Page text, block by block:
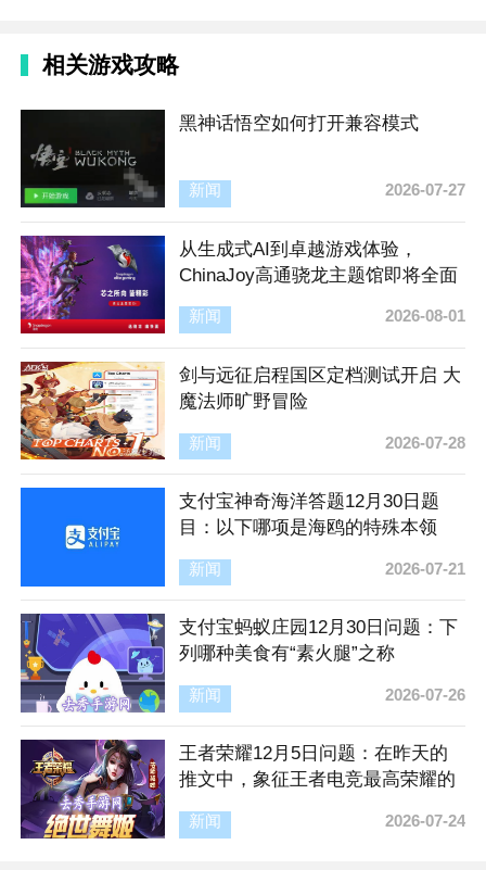
相关游戏攻略
黑神话悟空如何打开兼容模式
新闻 2026-07-27
从生成式AI到卓越游戏体验，
ChinaJoy高通骁龙主题馆即将全面
开启
新闻 2026-08-01
剑与远征启程国区定档测试开启 大
魔法师旷野冒险
新闻 2026-07-28
支付宝神奇海洋答题12月30日题
目：以下哪项是海鸥的特殊本领
新闻 2026-07-21
支付宝蚂蚁庄园12月30日问题：下
列哪种美食有“素火腿”之称
新闻 2026-07-26
王者荣耀12月5日问题：在昨天的
推文中，象征王者电竞最高荣耀的
新闻 2026-07-24